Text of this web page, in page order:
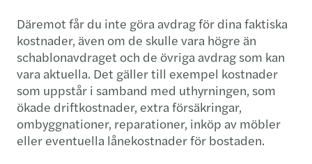
Däremot får du inte göra avdrag för dina faktiska
kostnader, även om de skulle vara högre än
schablonavdraget och de övriga avdrag som kan
vara aktuella. Det gäller till exempel kostnader
som uppstår i samband med uthyrningen, som
ökade driftkostnader, extra försäkringar,
ombyggnationer, reparationer, inköp av möbler
eller eventuella lånekostnader för bostaden.